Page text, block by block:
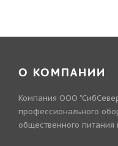
О КОМПАНИИ
Компания ООО
профессионального
общественного питания